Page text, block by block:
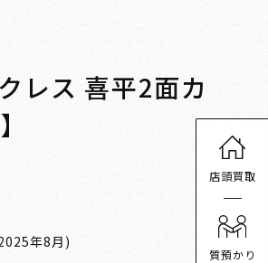
レス 喜平2面カ
年8月)
店頭買取
質預かり